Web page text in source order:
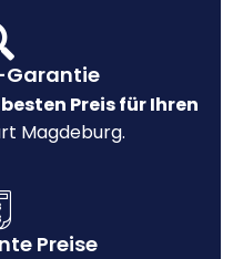
Garantie
besten Preis für Ihren
Magdeburg.
Preise